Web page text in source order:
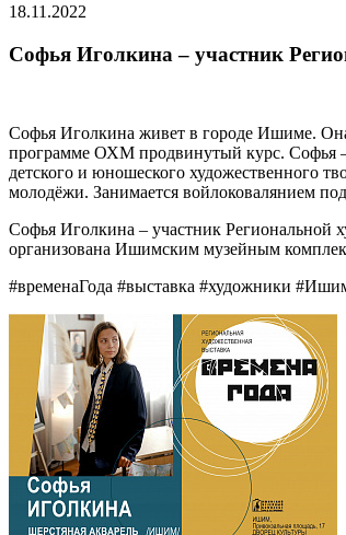
18.11.2022
Софья Иголкина – участник
Софья Иголкина живет в городе Ишиме.
программе ОХМ продвинутый курс. Софья –
детского и юношеского художественного
молодёжи. Занимается войлоковалянием
Софья Иголкина – участник
организована Ишимским музейным
#временаГода #выставка #художники